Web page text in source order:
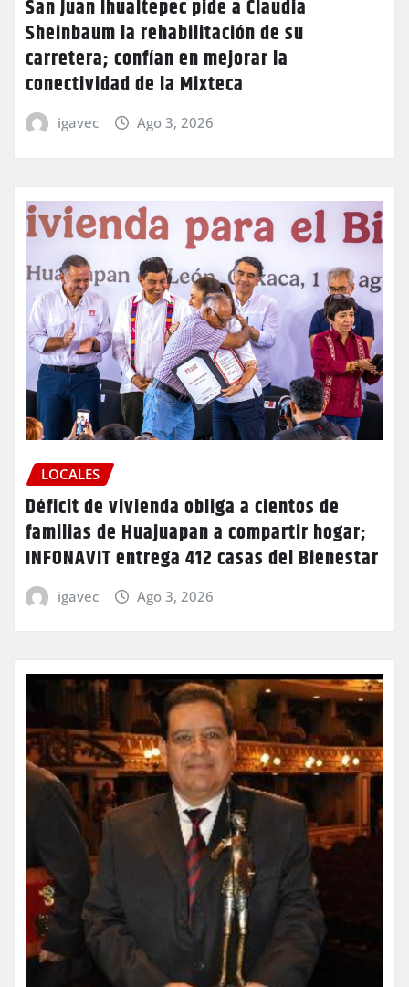
San Juan Ihualtepec pide a Claudia
Sheinbaum la rehabilitación de su
carretera; confían en mejorar la
conectividad de la Mixteca
igavec Ago 3, 2026
LOCALES
Déficit de vivienda obliga a cientos de
familias de Huajuapan a compartir hogar;
INFONAVIT entrega 412 casas del Bienestar
igavec Ago 3, 2026